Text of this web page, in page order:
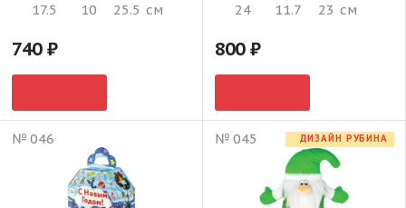
17.5
10 25.5 см
740
24
11.7 23 см
800
№ 046 № 045 ДИЗАЙН РУБИНА